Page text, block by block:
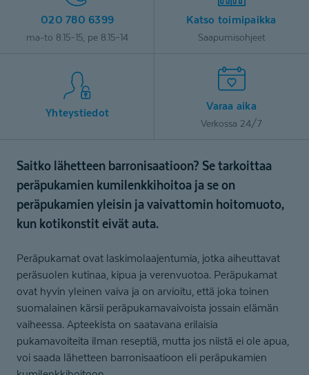
020 780 6399
ma-to 8.15–15, pe 8.15–14
Katso toimipaikka
Saapumisohjeet
Yhteystiedot Varaa aika
Verkossa 24/7
Saitko lähetteen barronisaatioon? Se tarkoittaa
peräpukamien kumilenkkihoitoa ja se on
peräpukamien yleisin ja vaivattomin hoitomuoto,
kun kotikonstit eivät auta.
Peräpukamat ovat laskimolaajentumia, jotka aiheuttavat
peräsuolen kutinaa, kipua ja verenvuotoa. Peräpukamat
ovat hyvin yleinen vaiva ja on arvioitu, että joka toinen
suomalainen kärsii peräpukamavaivoista jossain elämän
vaiheessa. Apteekista on saatavana erilaisia
pukamavoiteita ilman reseptiä, mutta jos niistä ei ole apua,
voi saada lähetteen barronisaatioon eli peräpukamien